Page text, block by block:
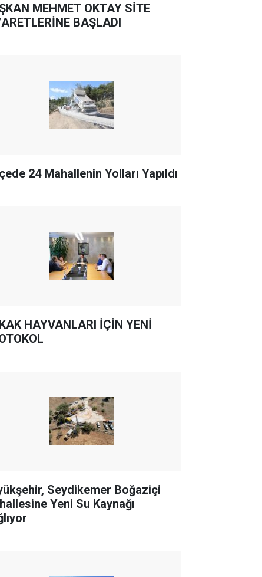
MEHMET OKTAY SİTE
BAŞLADI
24 Mahallenin Yolları Yapıldı
HAYVANLARI İÇİN YENİ
Seydikemer Boğaziçi
Yeni Su Kaynağı